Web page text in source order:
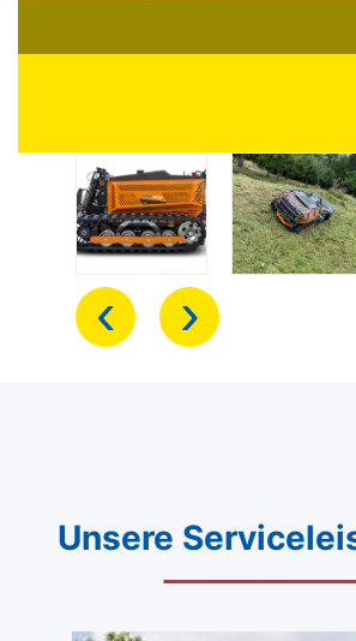
‹ ›
Unsere